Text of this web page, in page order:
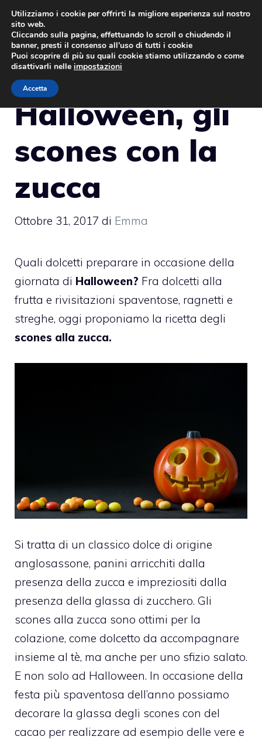
Vai
contenuto
Halloween, gli
scones con la
zucca
Ottobre 31, 2017 di Emma
Quali dolcetti preparare in occasione della
giornata di Halloween? Fra dolcetti alla
frutta e rivisitazioni spaventose, ragnetti e
streghe, oggi proponiamo la ricetta degli
scones alla zucca.
Si tratta di un classico dolce di origine
anglosassone, panini arricchiti dalla
presenza della zucca e impreziositi dalla
presenza della glassa di zucchero. Gli
scones alla zucca sono ottimi per la
colazione, come dolcetto da accompagnare
insieme al tè, ma anche per uno sfizio salato.
E non solo ad Halloween. In occasione della
festa più spaventosa dell’anno possiamo
decorare la glassa degli scones con del
cacao per realizzare ad esempio delle vere e
Utilizziamo i cookie per offrirti la migliore esperienza sul nostro
sito web.
Cliccando sulla pagina, effettuando lo scroll o chiudendo il
banner, presti il consenso all’uso di tutti i cookie
Puoi scoprire di più su quali cookie stiamo utilizzando o come
disattivarli nelle impostazioni
Accetta